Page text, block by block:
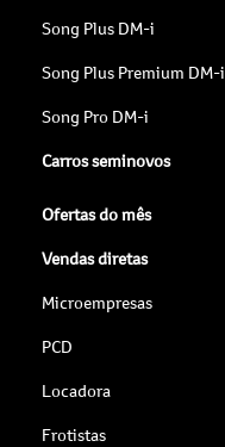
Song Plus DM-i
Song Plus Premium DM-i
Song Pro DM-i
Carros seminovos
Ofertas do mês
Vendas diretas
Microempresas
PCD
Locadora
Frotistas